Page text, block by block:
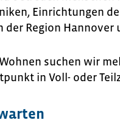
Einrichtungen
Region Hannover
suchen wir
in Voll- oder